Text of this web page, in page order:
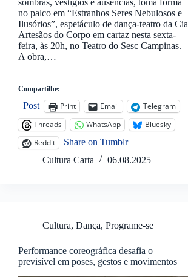
no palco em “Estranhos Seres Nebulosos e
Ilusórios”, espetáculo de dança-teatro da Cia
Artesãos do Corpo em cartaz nesta sexta-
feira, às 20h, no Teatro do Sesc Campinas.
A obra,…
Compartilhe:
Post Print Email
Telegram
Threads
WhatsApp
Bluesky
Reddit
Share on Tumblr
Cultura Carta
06.08.2025
Cultura, Dança, Programe-se
Performance coreográfica desafia o
previsível em poses, gestos e movimentos